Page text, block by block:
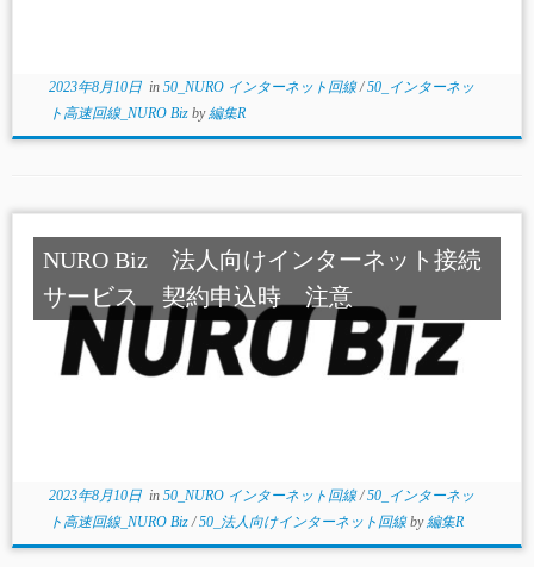
2023年8月10日in 50_NURO インターネット回線/50_インターネッ
ト高速回線_NURO Biz by編集R
NURO Biz 法人向けインターネット接続
サービス 契約申込時 注意
2023年8月10日in 50_NURO インターネット回線/50_インターネッ
ト高速回線_NURO Biz/50_法人向けインターネット回線by編集R